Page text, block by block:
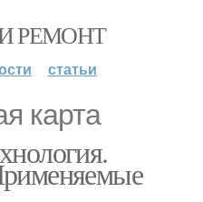
РЕМОНТ
статьи
карта